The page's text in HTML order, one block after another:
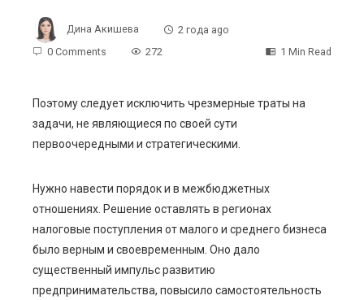
Дина Акишева
2 года ago
0 Comments
272 1 Min Read
Поэтому следует исключить чрезмерные траты на
задачи, не являющиеся по своей сути
первоочередными и стратегическими.
Нужно навести порядок и в межбюджетных
отношениях. Решение оставлять в регионах
налоговые поступления от малого и среднего бизнеса
было верным и своевременным. Оно дало
существенный импульс развитию
предпринимательства, повысило самостоятельность